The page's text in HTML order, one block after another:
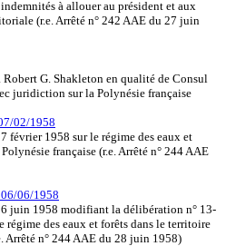
à allouer au président et aux
(r.e. Arrêté n° 242 AAE du 27 juin
Robert G. Shakleton en qualité de Consul
juridiction sur la Polynésie française
02/1958
février 1958 sur le régime des eaux et
française (r.e. Arrêté n° 244 AAE
06/1958
juin 1958 modifiant la délibération n° 13-
régime des eaux et forêts dans le territoire
Arrêté n° 244 AAE du 28 juin 1958)